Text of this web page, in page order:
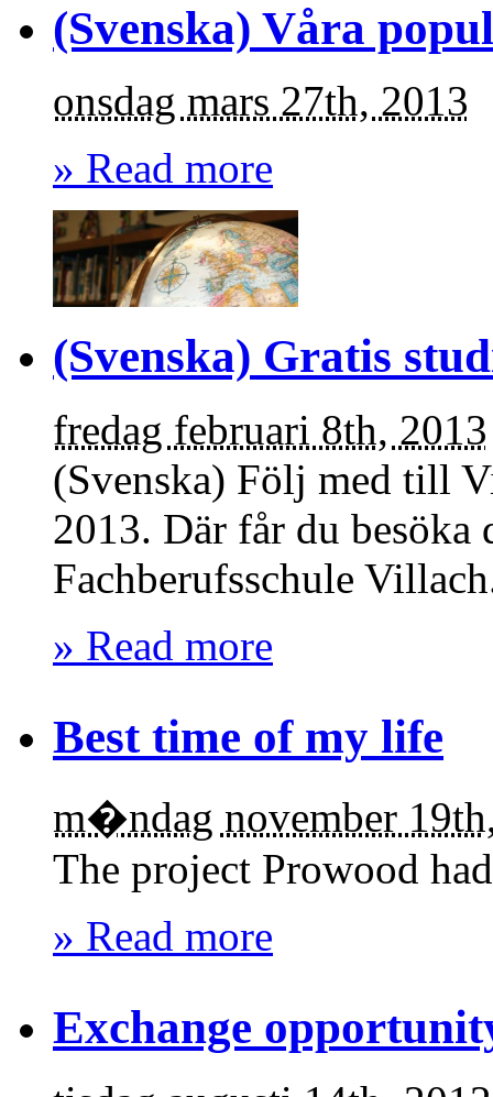
(Svenska) Våra
onsdag mars 27th, 2013
» Read more
(Svenska) Gratis
fredag februari 8th, 2013
(Svenska) Följ med till
2013. Där får du besöka
Fachberufsschule
» Read more
Best time of my life
m�ndag november
The project Prowood
» Read more
Exchange